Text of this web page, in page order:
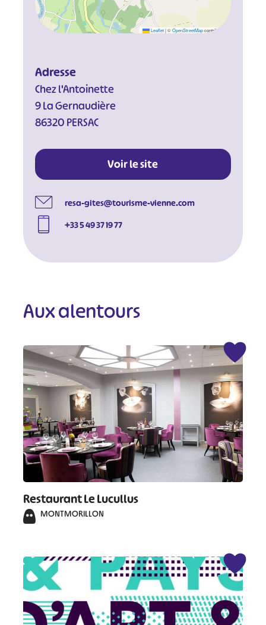
Leaflet |©OpenStreetMapcontributors
Adresse
Chez l'Antoinette
9 La Gernaudière
86320 PERSAC
Voir le site
resa-gites@tourisme-vienne.com
+33 5 49 37 19 77
Aux alentours
Restaurant Le Lucullus
MONTMORILLON